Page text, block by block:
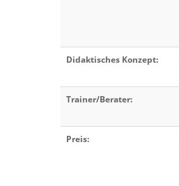
Didaktisches Konzept:
Trainer/Berater:
Preis: